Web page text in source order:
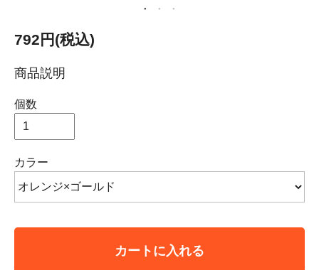
792円(税込)
商品説明
個数
カラー
カートに入れる